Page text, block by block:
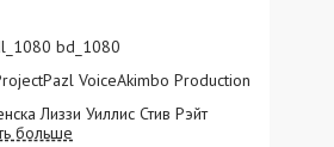
bd_1080
VoiceAkimbo Production
Лиззи Уиллис Стив Рэйт
Гейтс Рикки Климптон Николь
больше